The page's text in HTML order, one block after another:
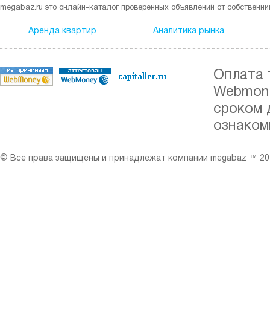
megabaz.ru это онлайн-каталог проверенных объявлений от
Аренда квартир Аналитика рынка
Оплата
сроком
© Все права защищены и принадлежат компании megabaz ™